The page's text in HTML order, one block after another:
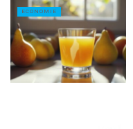
ECONOMIE